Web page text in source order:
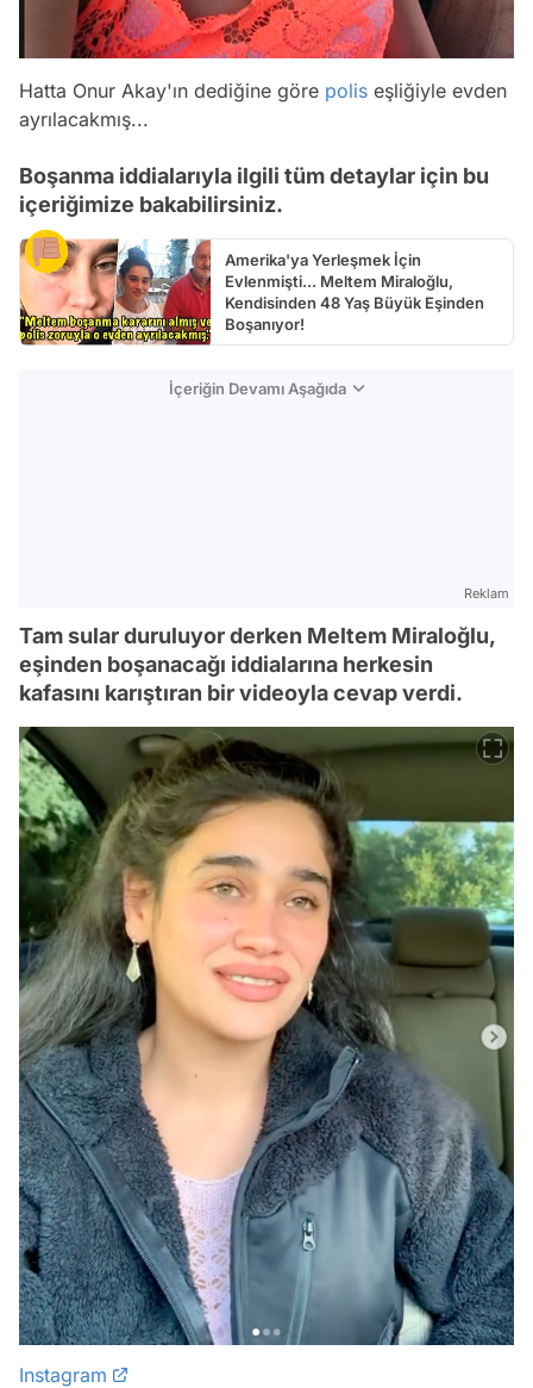
Hatta Onur Akay'ın dediğine göre polis eşliğiyle evden
ayrılacakmış...
Boşanma iddialarıyla ilgili tüm detaylar için bu
içeriğimize bakabilirsiniz.
Amerika'ya Yerleşmek İçin
Evlenmişti... Meltem Miraloğlu,
Kendisinden 48 Yaş Büyük Eşinden
Boşanıyor!
İçeriğin Devamı Aşağıda
Reklam
Tam sular duruluyor derken Meltem Miraloğlu,
eşinden boşanacağı iddialarına herkesin
kafasını karıştıran bir videoyla cevap verdi.
Instagram